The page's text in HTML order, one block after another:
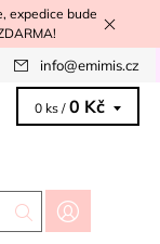
expedice bude
info@emimis.cz
0 ks / 0 Kč